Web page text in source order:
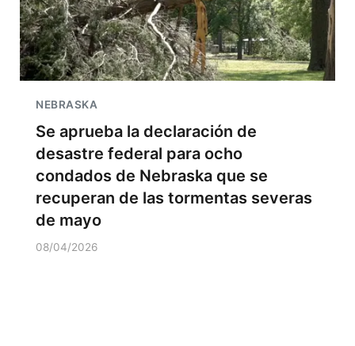
NEBRASKA
Se aprueba la declaración de
desastre federal para ocho
condados de Nebraska que se
recuperan de las tormentas severas
de mayo
08/04/2026